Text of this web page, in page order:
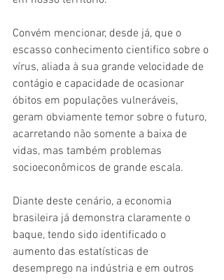
Convém mencionar, desde já, que o
escasso conhecimento cientifico sobre o
vírus, aliada à sua grande velocidade de
contágio e capacidade de ocasionar
óbitos em populações vulneráveis,
geram obviamente temor sobre o futuro,
acarretando não somente a baixa de
vidas, mas também problemas
socioeconômicos de grande escala.
Diante deste cenário, a economia
brasileira já demonstra claramente o
baque, tendo sido identificado o
aumento das estatísticas de
desemprego na indústria e em outros